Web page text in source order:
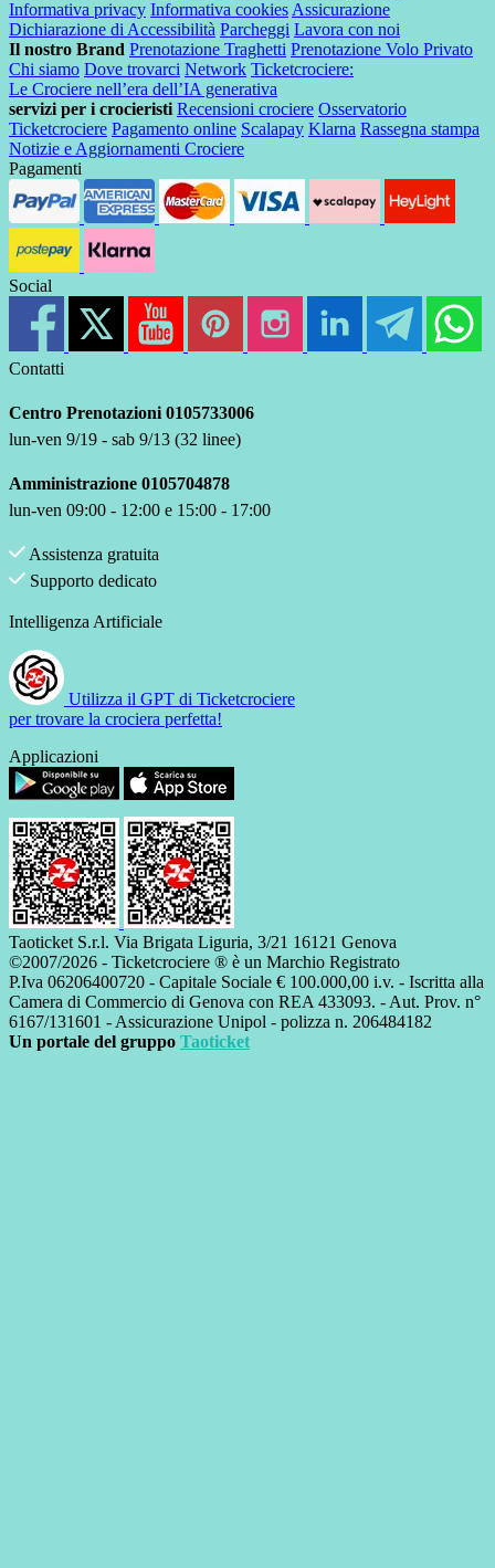
Informativa privacy Informativa cookies Assicurazione
Dichiarazione di Accessibilità Parcheggi Lavora con noi
Il nostro Brand Prenotazione Traghetti Prenotazione Volo Privato
Chi siamo Dove trovarci Network Ticketcrociere:
Le Crociere nell’era dell’IA generativa
servizi per i crocieristi Recensioni crociere Osservatorio
Ticketcrociere Pagamento online Scalapay Klarna Rassegna stampa
Notizie e Aggiornamenti Crociere
Pagamenti
Social
Contatti
Centro Prenotazioni 0105733006
lun-ven 9/19 - sab 9/13 (32 linee)
Amministrazione 0105704878
lun-ven 09:00 - 12:00 e 15:00 - 17:00
Assistenza gratuita
Supporto dedicato
Intelligenza Artificiale
Utilizza il GPT di Ticketcrociere
per trovare la crociera perfetta!
Applicazioni
Taoticket S.r.l. Via Brigata Liguria, 3/21 16121 Genova
©2007/2026 - Ticketcrociere ® è un Marchio Registrato
P.Iva 06206400720 - Capitale Sociale € 100.000,00 i.v. - Iscritta alla
Camera di Commercio di Genova con REA 433093. - Aut. Prov. n°
6167/131601 - Assicurazione Unipol - polizza n. 206484182
Un portale del gruppo Taoticket